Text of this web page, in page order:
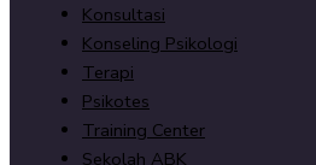
Konsultasi
Konseling Psikologi
Terapi
Psikotes
Training Center
Sekolah ABK